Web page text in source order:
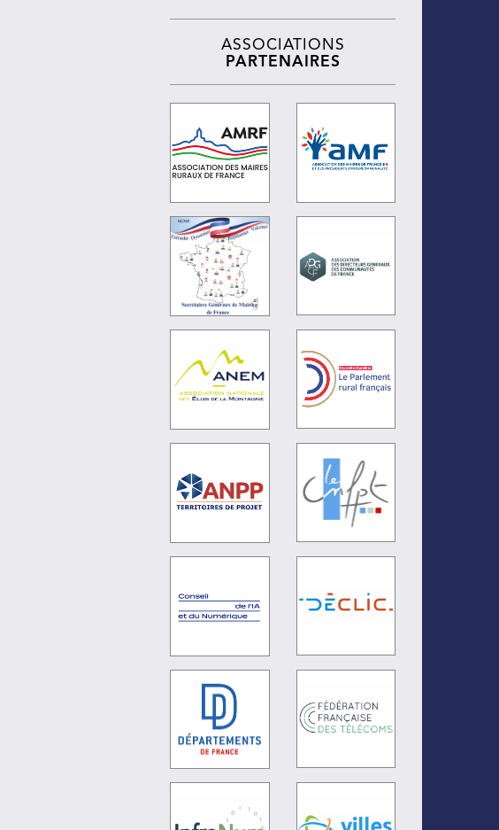
ASSOCIATIONS
PARTENAIRES